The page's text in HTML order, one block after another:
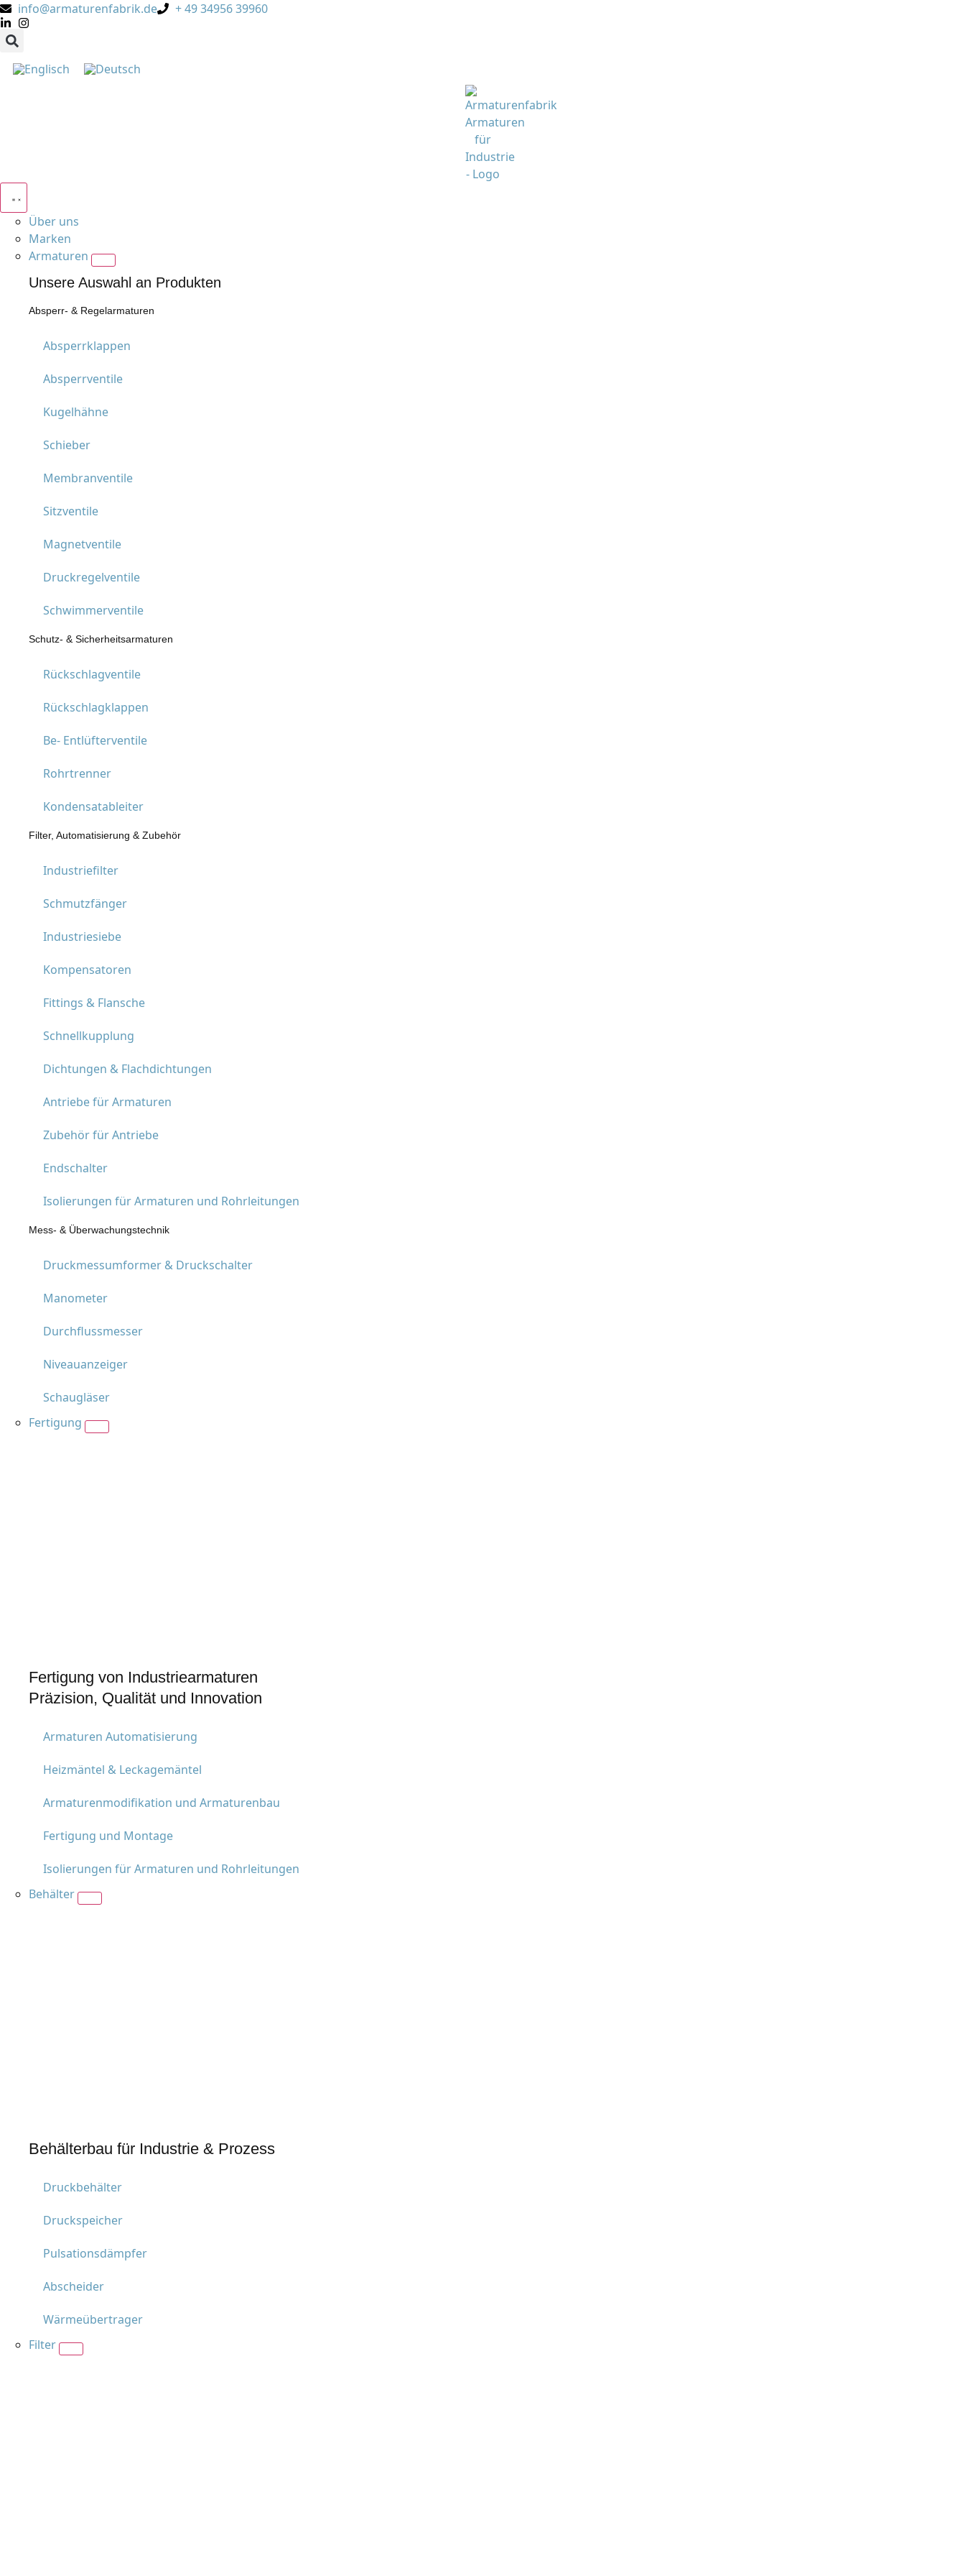
info@armaturenfabrik.de + 49 34956 39960
Über uns
Marken
Armaturen
Unsere Auswahl an Produkten
Absperr- & Regelarmaturen
Absperrklappen
Absperrventile
Kugelhähne
Schieber
Membranventile
Sitzventile
Magnetventile
Druckregelventile
Schwimmerventile
Schutz- & Sicherheitsarmaturen
Rückschlagventile
Rückschlagklappen
Be- Entlüfterventile
Rohrtrenner
Kondensatableiter
Filter, Automatisierung & Zubehör
Industriefilter
Schmutzfänger
Industriesiebe
Kompensatoren
Fittings & Flansche
Schnellkupplung
Dichtungen & Flachdichtungen
Antriebe für Armaturen
Zubehör für Antriebe
Endschalter
Isolierungen für Armaturen und Rohrleitungen
Mess- & Überwachungstechnik
Druckmessumformer & Druckschalter
Manometer
Durchflussmesser
Niveauanzeiger
Schaugläser
Fertigung
Fertigung von Industriearmaturen
Präzision, Qualität und Innovation
Armaturen Automatisierung
Heizmäntel & Leckagemäntel
Armaturenmodifikation und Armaturenbau
Fertigung und Montage
Isolierungen für Armaturen und Rohrleitungen
Behälter
Behälterbau für Industrie & Prozess
Druckbehälter
Druckspeicher
Pulsationsdämpfer
Abscheider
Wärmeübertrager
Filter